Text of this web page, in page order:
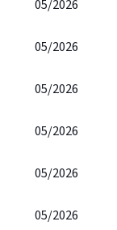
05/2026
05/2026
05/2026
05/2026
05/2026
05/2026